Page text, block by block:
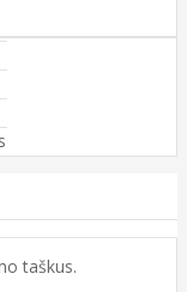
taškus.